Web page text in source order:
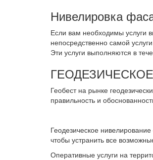
Нивелировка
Если вам необходимы услуги
непосредственно самой
Эти услуги выполняются в
Геобест на рынке
правильность и
Геодезическое
чтобы устранить все
Оперативные услуги на